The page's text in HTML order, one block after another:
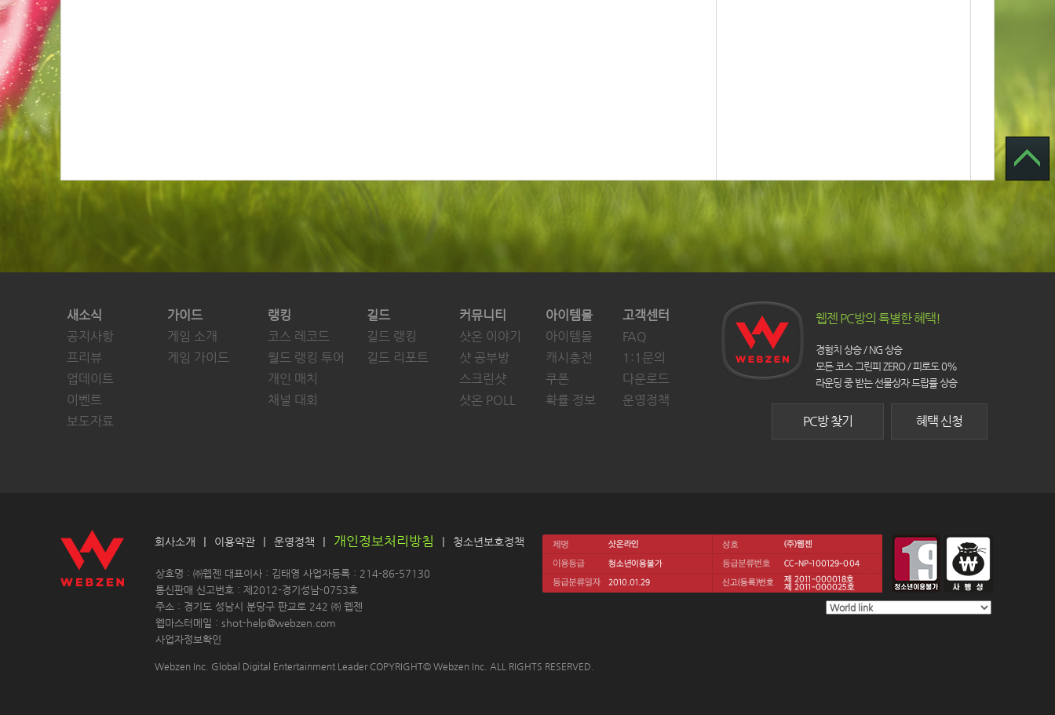
새소식
공지사항
프리뷰
업데이트
이벤트
보도자료
가이드
게임 소개
게임 가이드
랭킹
코스 레코드
월드 랭킹 투어
개인 매치
채널 대회
길드
길드 랭킹
길드 리포트
커뮤니티
샷온 이야기
샷 공부방
스크린샷
샷온 POLL
아이템몰
아이템몰
캐시충전
쿠폰
확률 정보
고객센터
FAQ
1:1문의
다운로드
운영정책
웹젠 PC방의 특별한 혜택!
경험치 상승 / NG 상승
모든 코스 그린피 ZERO / 피로도 0%
라운딩 중 받는 선물상자 드랍률 상승
혜택 신청
PC방 찾기
회사소개 | 이용약관 | 운영정책 | 개인정보처리방침 | 청소년보호정책
상호명 : ㈜웹젠 대표이사 : 김태영 사업자등록 : 214-86-57130
통신판매 신고번호 : 제2012-경기성남-0753호
주소 : 경기도 성남시 분당구 판교로 242 ㈜ 웹젠
웹마스터메일 : shot-help@webzen.com
사업자정보확인
Webzen Inc. Global Digital Entertainment Leader COPYRIGHT© Webzen Inc. ALL RIGHTS RESERVED.